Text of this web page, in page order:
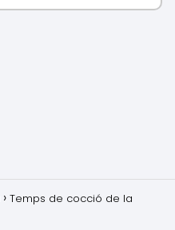
Temps de cocció de la